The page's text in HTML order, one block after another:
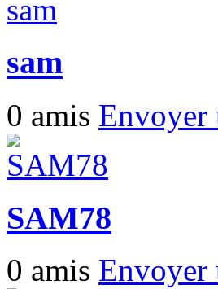
sam
0 amis Envoyer
SAM78
0 amis Envoyer